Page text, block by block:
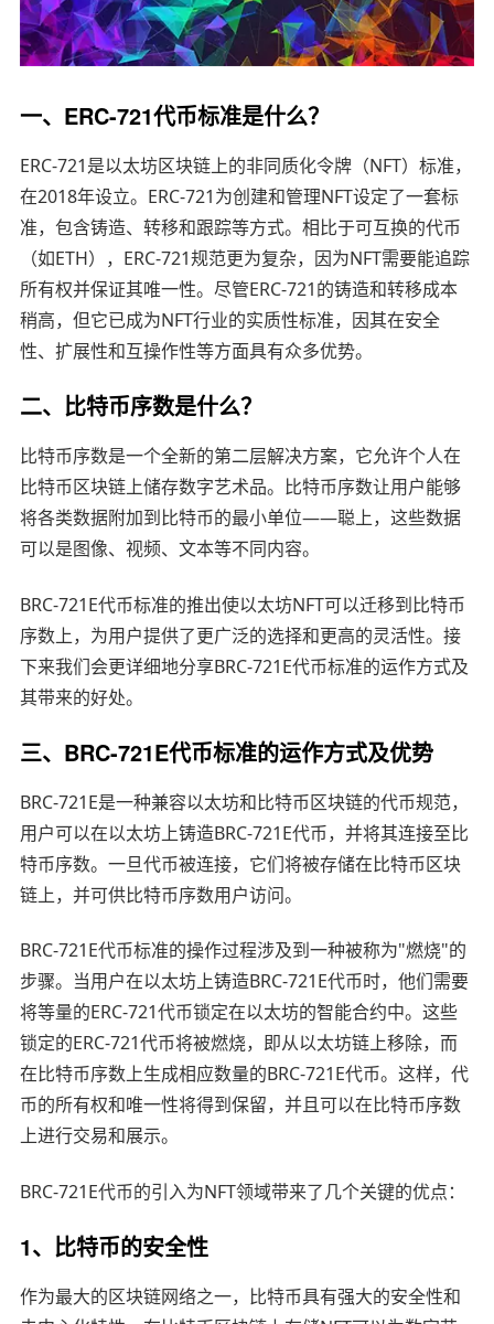
一、ERC-721代币标准是什么？
ERC-721是以太坊区块链上的非同质化令牌（NFT）标准，
在2018年设立。ERC-721为创建和管理NFT设定了一套标
准，包含铸造、转移和跟踪等方式。相比于可互换的代币
（如ETH），ERC-721规范更为复杂，因为NFT需要能追踪
所有权并保证其唯一性。尽管ERC-721的铸造和转移成本
稍高，但它已成为NFT行业的实质性标准，因其在安全
性、扩展性和互操作性等方面具有众多优势。
二、比特币序数是什么？
比特币序数是一个全新的第二层解决方案，它允许个人在
比特币区块链上储存数字艺术品。比特币序数让用户能够
将各类数据附加到比特币的最小单位——聪上，这些数据
可以是图像、视频、文本等不同内容。
BRC-721E代币标准的推出使以太坊NFT可以迁移到比特币
序数上，为用户提供了更广泛的选择和更高的灵活性。接
下来我们会更详细地分享BRC-721E代币标准的运作方式及
其带来的好处。
三、BRC-721E代币标准的运作方式及优势
BRC-721E是一种兼容以太坊和比特币区块链的代币规范，
用户可以在以太坊上铸造BRC-721E代币，并将其连接至比
特币序数。一旦代币被连接，它们将被存储在比特币区块
链上，并可供比特币序数用户访问。
BRC-721E代币标准的操作过程涉及到一种被称为"燃烧"的
步骤。当用户在以太坊上铸造BRC-721E代币时，他们需要
将等量的ERC-721代币锁定在以太坊的智能合约中。这些
锁定的ERC-721代币将被燃烧，即从以太坊链上移除，而
在比特币序数上生成相应数量的BRC-721E代币。这样，代
币的所有权和唯一性将得到保留，并且可以在比特币序数
上进行交易和展示。
BRC-721E代币的引入为NFT领域带来了几个关键的优点：
1、比特币的安全性
作为最大的区块链网络之一，比特币具有强大的安全性和